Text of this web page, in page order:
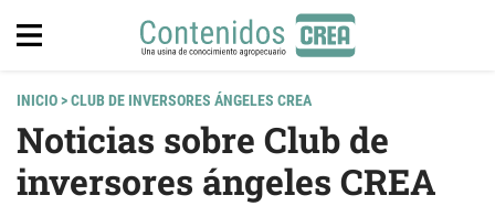
INICIO> CLUB DE INVERSORES ÁNGELES CREA
Noticias sobre Club de
inversores ángeles CREA